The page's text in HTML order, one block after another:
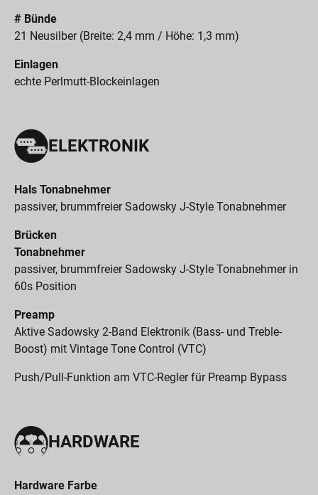
# Bünde
21 Neusilber (Breite: 2,4 mm / Höhe: 1,3 mm)
Einlagen
echte Perlmutt-Blockeinlagen
ELEKTRONIK
Hals Tonabnehmer
passiver, brummfreier Sadowsky J-Style Tonabnehmer
Brücken
Tonabnehmer
passiver, brummfreier Sadowsky J-Style Tonabnehmer in
60s Position
Preamp
Aktive Sadowsky 2-Band Elektronik (Bass- und Treble-
Boost) mit Vintage Tone Control (VTC)
Push/Pull-Funktion am VTC-Regler für Preamp Bypass
HARDWARE
Hardware Farbe